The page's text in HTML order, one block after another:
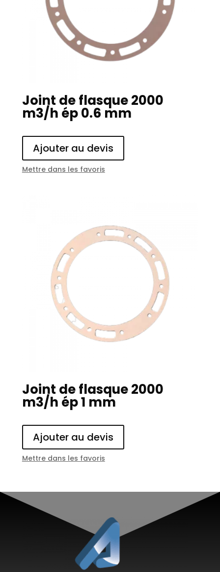
Joint de flasque 2000
m3/h ép 0.6 mm
Ajouter au devis
Mettre dans les favoris
Joint de flasque 2000
m3/h ép 1 mm
Ajouter au devis
Mettre dans les favoris